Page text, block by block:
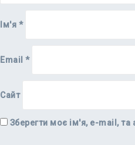
Ім'я *
Email *
Сайт
Зберегти моє ім'я, e-mail, та